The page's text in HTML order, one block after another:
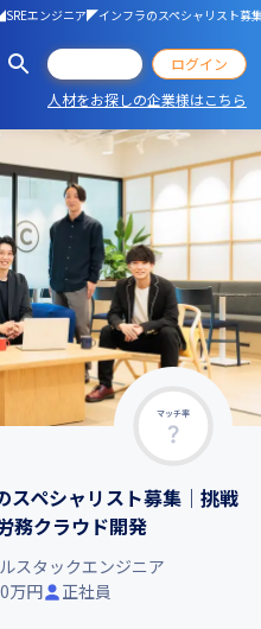
エンジニア◤インフラのスペシャリスト
ログイン
人材をお探しの企業様はこちら
マッチ率
スペシャリスト募集│挑戦
務クラウド開発
スタックエンジニア
万円 正社員